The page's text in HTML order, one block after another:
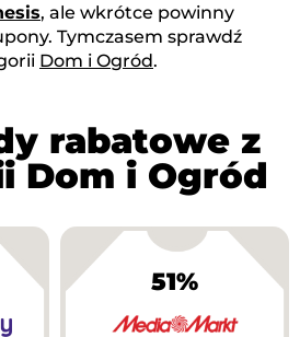
, ale wkrótce powinny
Tymczasem sprawdź
Dom i Ogród.
rabatowe z
Dom i Ogród
51%